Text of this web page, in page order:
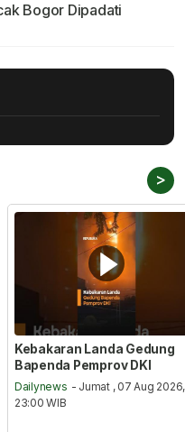
Bogor Dipadati
>
Kebakaran Landa Gedung
Bapenda Pemprov DKI
Dailynews - Jumat , 07 Aug 2026,
23:00 WIB